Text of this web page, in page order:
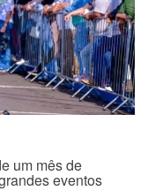
um mês de
eventos